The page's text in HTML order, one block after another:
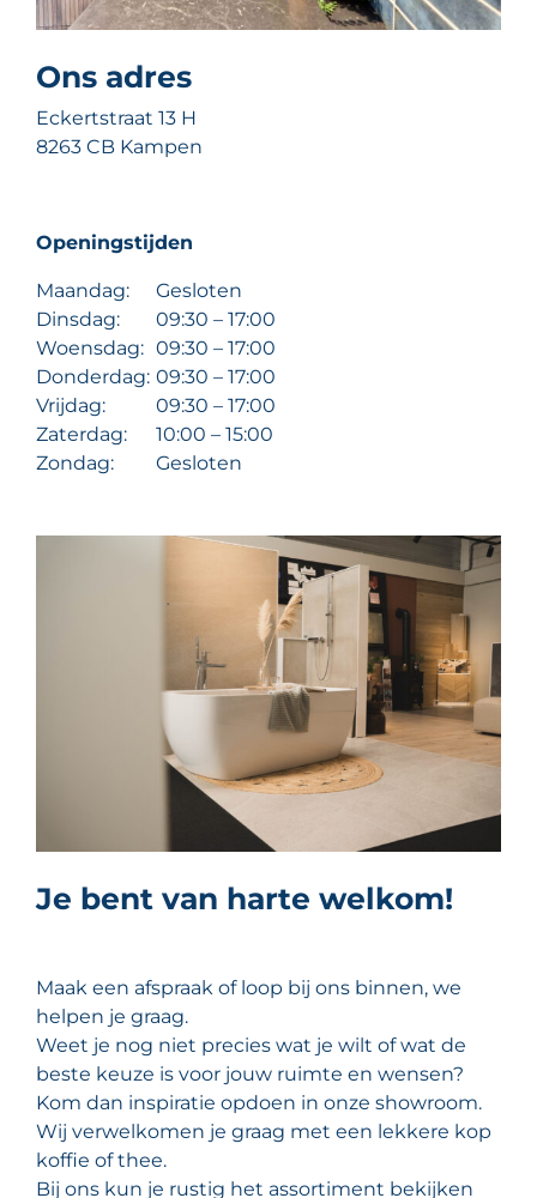
Ons adres
Eckertstraat 13 H
8263 CB Kampen
Openingstijden
Maandag:
Gesloten
Dinsdag:
09:30 – 17:00
Woensdag: 09:30 – 17:00
Donderdag: 09:30 – 17:00
Vrijdag:
09:30 – 17:00
Zaterdag:
10:00 – 15:00
Zondag:
Gesloten
Je bent van harte welkom!
Maak een afspraak of loop bij ons binnen, we
helpen je graag.
Weet je nog niet precies wat je wilt of wat de
beste keuze is voor jouw ruimte en wensen?
Kom dan inspiratie opdoen in onze showroom.
Wij verwelkomen je graag met een lekkere kop
koffie of thee.
Bij ons kun je rustig het assortiment bekijken